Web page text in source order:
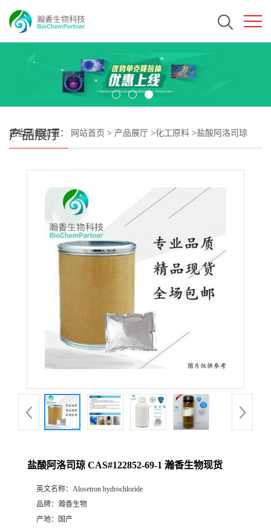
产品展厅
您当前的位置： 网站首页 > 产品展厅 >化工原料 >盐酸阿洛司琼
盐酸阿洛司琼 CAS#122852-69-1 瀚香生物现货
英文名称： Alosetron hydrochloride
品牌： 瀚香生物
产地：
国产